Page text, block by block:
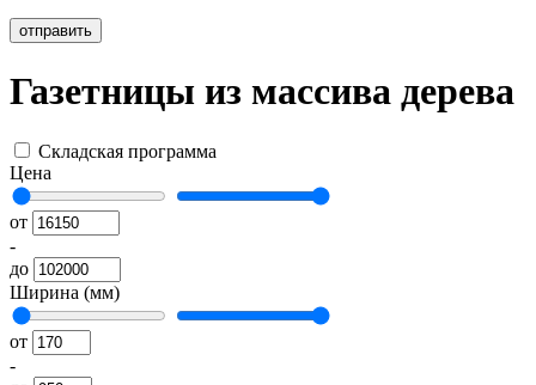
Газетницы из массива дерева
Складская программа
Цена
от
-
до
Ширина (мм)
от
-